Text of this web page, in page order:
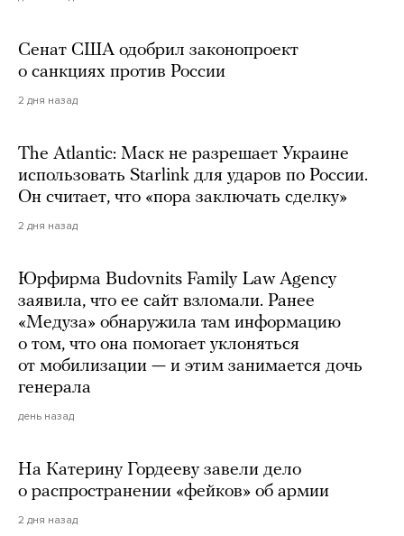
Сенат США одобрил законопроект
о санкциях против России
2 дня назад
The Atlantic: Маск не разрешает Украине
использовать Starlink для ударов по России.
Он считает, что «пора заключать сделку»
2 дня назад
Юрфирма Budovnits Family Law Agency
заявила, что ее сайт взломали. Ранее
«Медуза» обнаружила там информацию
о том, что она помогает уклоняться
от мобилизации — и этим занимается дочь
генерала
день назад
На Катерину Гордееву завели дело
о распространении «фейков» об армии
2 дня назад